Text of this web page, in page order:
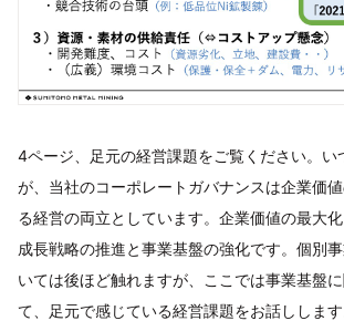
4ページ、足元の経営課題をご覧ください。い
が、当社のコーポレートガバナンスは企業価
る経営の両立としています。企業価値の最大化
成長戦略の推進と事業基盤の強化です。個別
いては後ほど触れますが、ここでは事業基盤
て、足元で感じている経営課題をお話しします